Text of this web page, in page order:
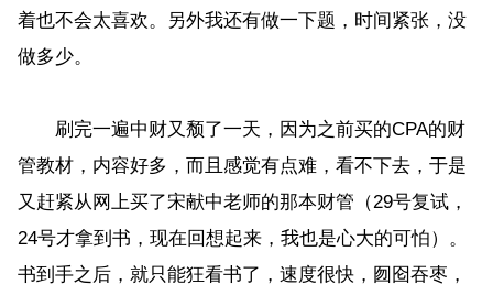
着也不会太喜欢。另外我还有做一下题，时间紧张，没
做多少。
刷完一遍中财又颓了一天，因为之前买的CPA的财
管教材，内容好多，而且感觉有点难，看不下去，于是
又赶紧从网上买了宋献中老师的那本财管（29号复试，
24号才拿到书，现在回想起来，我也是心大的可怕）。
书到手之后，就只能狂看书了，速度很快，囫囵吞枣，